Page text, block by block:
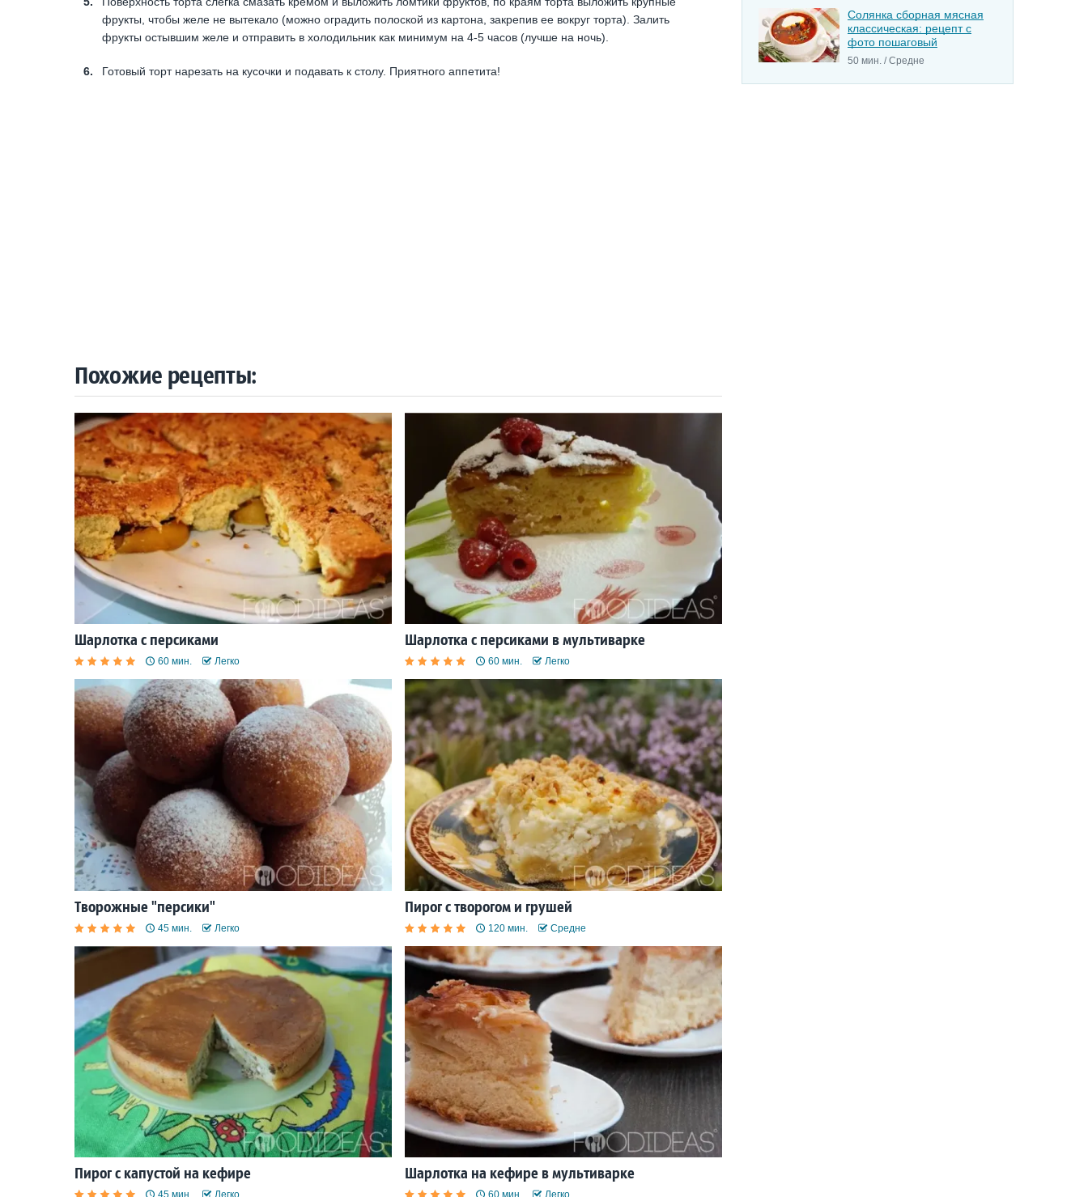
фрукты, чтобы желе не вытекало (можно оградить полоской из картона, закрепив ее вокруг торта). Залить
фрукты остывшим желе и отправить в холодильник как минимум на 4-5 часов (лучше на ночь).
Готовый торт нарезать на кусочки и подавать к столу. Приятного аппетита!
Похожие рецепты:
Шарлотка с персиками
60 мин. Легко
Шарлотка с персиками в мультиварке
60 мин. Легко
Творожные "персики"
45 мин. Легко
Пирог с творогом и грушей
120 мин. Средне
Пирог с капустой на кефире
45 мин. Легко
Шарлотка на кефире в мультиварке
60 мин. Легко
Солянка сборная мясная
классическая: рецепт с
фото пошаговый
50 мин. / Средне